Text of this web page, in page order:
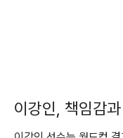
이강인, 책임감